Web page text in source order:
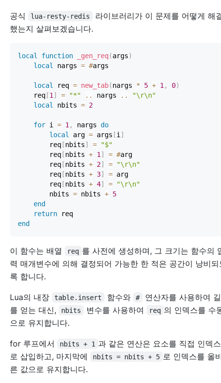
공식 lua-resty-redis
라이브러리가 이 문제를 어떻게 해
했는지 살펴보겠습니다.
local function _gen_req(args)
local
nargs = #
local req = new_tab(nargs * 5 + 1 , 0)
    req
[1 ] = "*" .. nargs ..
"\r\n"
local
nbits = 2
for i = 1 , nargs do
local
arg = args [i ]
        req
[nbits] =
"$"
        req
[nbits + 1 ] = #
        req
[nbits + 2] =
"\r\n"
        req
[nbits + 3] =
        req
[nbits + 4] =
"\r\n"
        nbits
= nbits + 5
end
return
end
이 함수는 배열 req 를 사전에 생성하며, 그 크기는 함수의
력 매개변수에 의해 결정되어 가능한 한 적은 공간이 낭비되
록 합니다.
Lua의 내장 table.insert 함수와 #
연산자를 사용하여
를 얻는 대신,
nbits 변수를 사용하여 req 의 인덱스를 수
으로 유지합니다.
for 루프에서 nbits + 1 과 같은 연산은 요소를 직접 인덱스
로 삽입하고, 마지막에
nbits = nbits + 5 로 인덱스를 올
른 값으로 유지합니다.